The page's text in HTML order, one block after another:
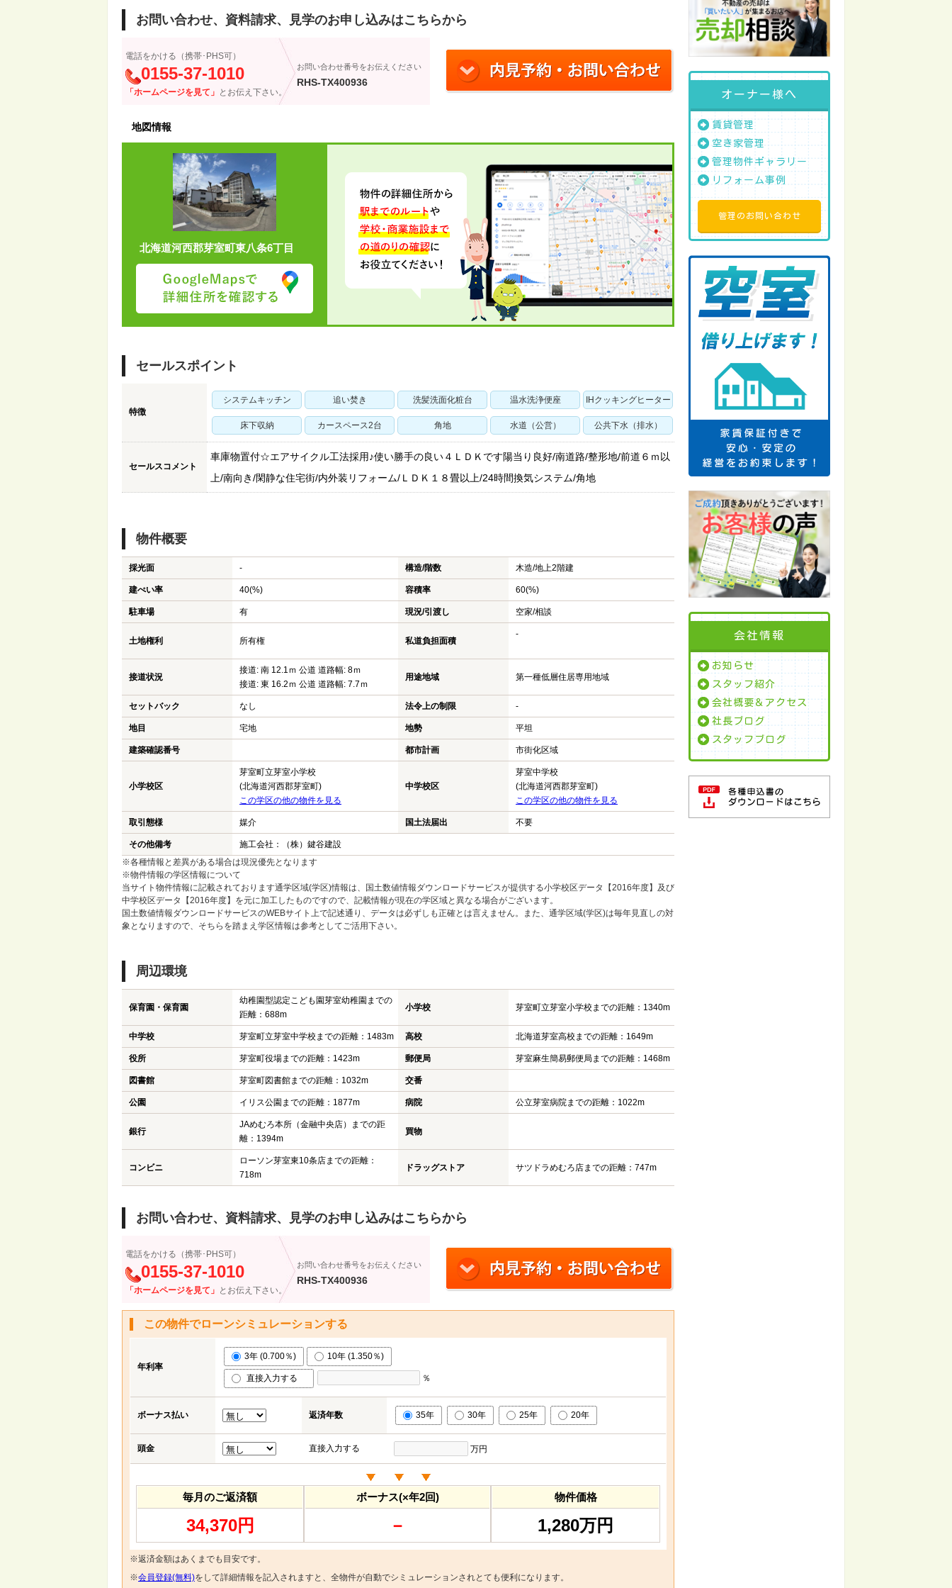
お問い合わせ、資料請求、見学のお申し込みはこちらから
電話をかける（携帯･PHS可）
0155-37-1010
「ホームページを見て」 とお伝え下さい。
お問い合わせ番号をお伝えください
RHS-TX400936
地図情報
北海道河西郡芽室町東八条6丁目
セールスポイント
特徴
システムキッチン 追い焚き 洗髪洗面化粧台 温水洗浄便座 IHクッキングヒーター
床下収納 カースペース2台 角地 水道（公営） 公共下水（排水）
セールスコメント
車庫物置付☆エアサイクル工法採用♪使い勝手の良い４ＬＤＫです陽当り良好/南道路/整形地/前道６ｍ以
上/南向き/閑静な住宅街/内外装リフォーム/ＬＤＫ１８畳以上/24時間換気システム/角地
物件概要
採光面 - 構造/階数 木造/地上2階建
建ぺい率 40(%) 容積率 60(%)
駐車場 有 現況/引渡し 空家/相談
土地権利 所有権 私道負担面積
-
接道状況
接道: 南 12.1ｍ 公道 道路幅: 8ｍ
接道: 東 16.2ｍ 公道 道路幅: 7.7ｍ
用途地域 第一種低層住居専用地域
セットバック なし 法令上の制限 -
地目 宅地 地勢 平坦
建築確認番号 都市計画 市街化区域
小学校区
芽室町立芽室小学校
(北海道河西郡芽室町)
この学区の他の物件を見る
中学校区
芽室中学校
(北海道河西郡芽室町)
この学区の他の物件を見る
取引態様 媒介 国土法届出 不要
その他備考
施工会社：（株）鍵谷建設
※各種情報と差異がある場合は現況優先となります
※物件情報の学区情報について
当サイト物件情報に記載されております通学区域(学区)情報は、国土数値情報ダウンロードサービスが提供する小学校区データ【2016年度】及び
中学校区データ【2016年度】を元に加工したものですので、記載情報が現在の学区域と異なる場合がございます。
国土数値情報ダウンロードサービスのWEBサイト上で記述通り、データは必ずしも正確とは言えません。また、通学区域(学区)は毎年見直しの対
象となりますので、そちらを踏まえ学区情報は参考としてご活用下さい。
周辺環境
保育園・保育園
幼稚園型認定こども園芽室幼稚園までの
距離：688m
小学校 芽室町立芽室小学校までの距離：1340m
中学校 芽室町立芽室中学校までの距離：1483m 高校 北海道芽室高校までの距離：1649m
役所 芽室町役場までの距離：1423m 郵便局 芽室麻生簡易郵便局までの距離：1468m
図書館 芽室町図書館までの距離：1032m 交番
公園 イリス公園までの距離：1877m 病院 公立芽室病院までの距離：1022m
銀行
JAめむろ本所（金融中央店）までの距
離：1394m
買物
コンビニ
ローソン芽室東10条店までの距離：
718m
ドラッグストア サツドラめむろ店までの距離：747m
お問い合わせ、資料請求、見学のお申し込みはこちらから
電話をかける（携帯･PHS可）
0155-37-1010
「ホームページを見て」 とお伝え下さい。
お問い合わせ番号をお伝えください
RHS-TX400936
この物件でローンシミュレーションする
年利率
3年 (0.700％) 10年 (1.350％)
直接入力する ％
ボーナス払い 返済年数 35年 30年 25年 20年
頭金 直接入力する 万円
毎月のご返済額
34,370円
ボーナス(×年2回)
－
物件価格
1,280万円
※返済金額はあくまでも目安です。
※会員登録(無料)をして詳細情報を記入されますと、全物件が自動でシミュレーションされとても便利になります。
オーナー様へ
賃貸管理
空き家管理
管理物件ギャラリー
リフォーム事例
管理のお問い合わせ
会社情報
お知らせ
スタッフ紹介
会社概要＆アクセス
社長ブログ
スタッフブログ